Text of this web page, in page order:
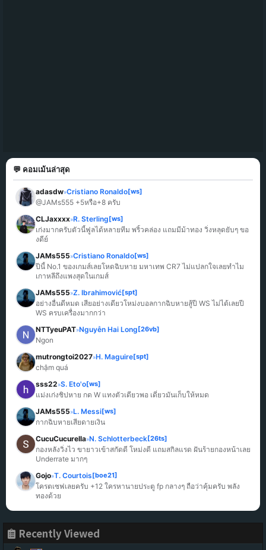
💬 คอมเม้นล่าสุด
adasdw»Cristiano Ronaldo[ws]
@JAMs555 +5หรือ+8 ครับ
CLJaxxxx»R. Sterling[ws]
เก่งมากครับตัวนี้ฟูลได้หลายทีม พริ้วคล่อง แถมมีม้าทอง วิ่งหลุดยับๆ ขอ
งดีย์
JAMs555»Cristiano Ronaldo[ws]
ปีนี้ No.1 ของเกมส์เลยโหดฉิบหาย มหาเทพ CR7 ไม่แปลกใจเลยทำไม
เกาหลีถึงแพงสุดในเกมส์
JAMs555»Z. Ibrahimović[spt]
อย่างอื่นดีหมด เสียอย่างเดียวโหม่งบอลกากฉิบหายสู้ปี WS ไม่ได้เลยปี
WS ครบเครื่องมากกว่า
NTTyeuPAT»Nguyễn Hai Long [26vb]
Ngon
mutrongtoi2027»H. Maguire[spt]
chậm quá
sss22»S. Eto'o[ws]
แม่งเก่งชิปหาย กด W แทงตัวเดียวพอ เดี๋ยวมันเก็บให้หมด
JAMs555»L. Messi[ws]
กากฉิบหายเสียดายเงิน
CucuCucurella»N. Schlotterbeck[26ts]
กองหลังวิ่งไว ขายาวเข้าสกัดดี โหม่งดี แถมสกิลแรด ฝันร้ายกองหน้าเลย
Underrate มากๆ
Gojo»T. Courtois[boe21]
โครตเซฟเลยครับ +12 ใครหานายประตู fp กลางๆ ถือว่าคุ้มครับ พลัง
ทองด้วย
Recently Viewed